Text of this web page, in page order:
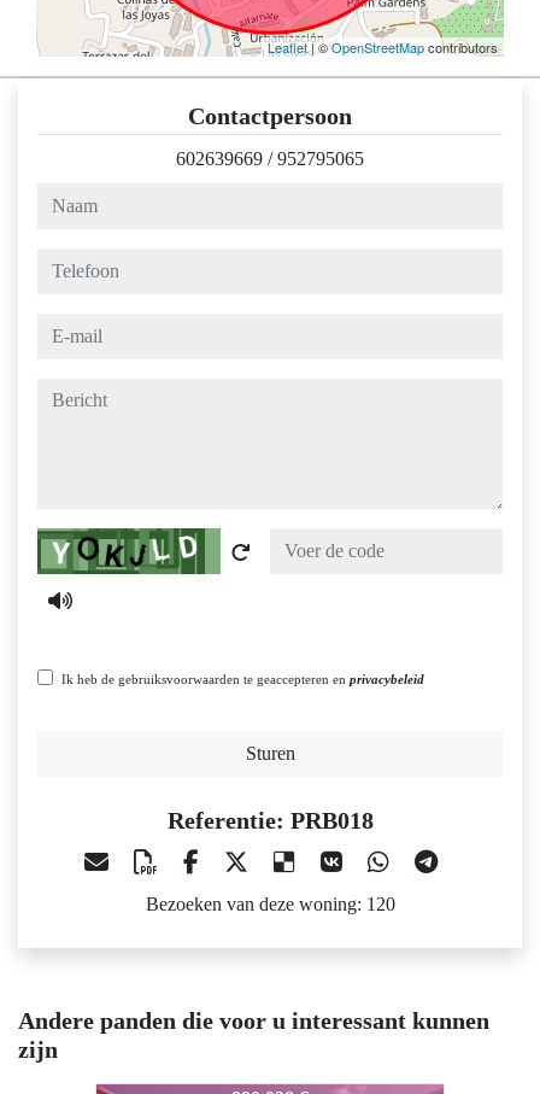
Leaflet| ©OpenStreetMapcontributors
Contactpersoon
602639669 /952795065
naam
telefoon
e-mail
bericht
Captcha
Ik heb de gebruiksvoorwaarden te geaccepteren en privacybeleid
Sturen
Referentie: PRB018
Bezoeken van deze woning: 120
Andere panden die voor u interessant kunnen
zijn